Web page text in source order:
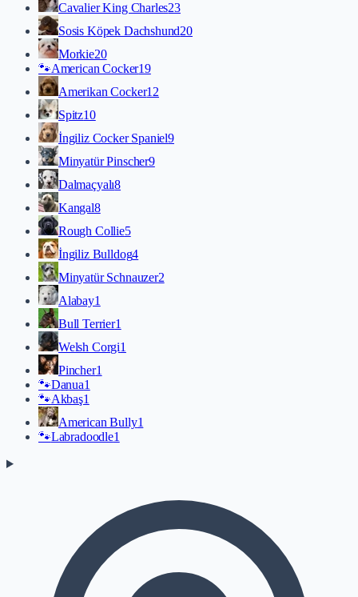
Cavalier King Charles23
Sosis Köpek Dachshund20
Morkie20
🐾American Cocker19
Amerikan Cocker12
Spitz10
İngiliz Cocker Spaniel9
Minyatür Pinscher9
Dalmaçyalı8
Kangal8
Rough Collie5
İngiliz Bulldog4
Minyatür Schnauzer2
Alabay1
Bull Terrier1
Welsh Corgi1
Pincher1
🐾Danua1
🐾Akbaş1
American Bully1
🐾Labradoodle1